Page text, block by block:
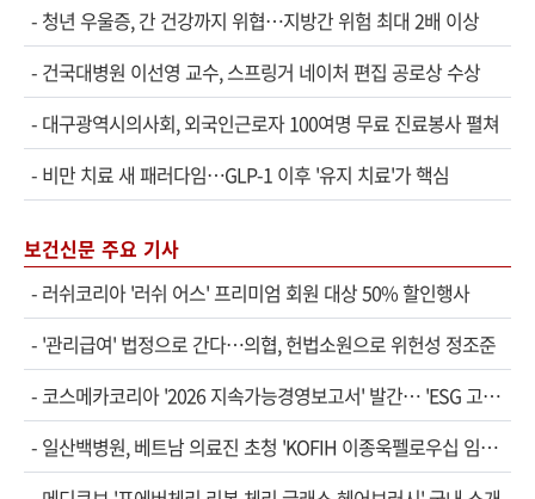
- 청년 우울증, 간 건강까지 위협…지방간 위험 최대 2배 이상
- 건국대병원 이선영 교수, 스프링거 네이처 편집 공로상 수상
- 대구광역시의사회, 외국인근로자 100여명 무료 진료봉사 펼쳐
- 비만 치료 새 패러다임…GLP-1 이후 '유지 치료'가 핵심
보건신문 주요 기사
- 러쉬코리아 '러쉬 어스' 프리미엄 회원 대상 50% 할인행사
- '관리급여' 법정으로 간다…의협, 헌법소원으로 위헌성 정조준
- 코스메카코리아 '2026 지속가능경영보고서' 발간… 'ESG 고도화' 속도
- 일산백병원, 베트남 의료진 초청 'KOFIH 이종욱펠로우십 임상연수' 시작